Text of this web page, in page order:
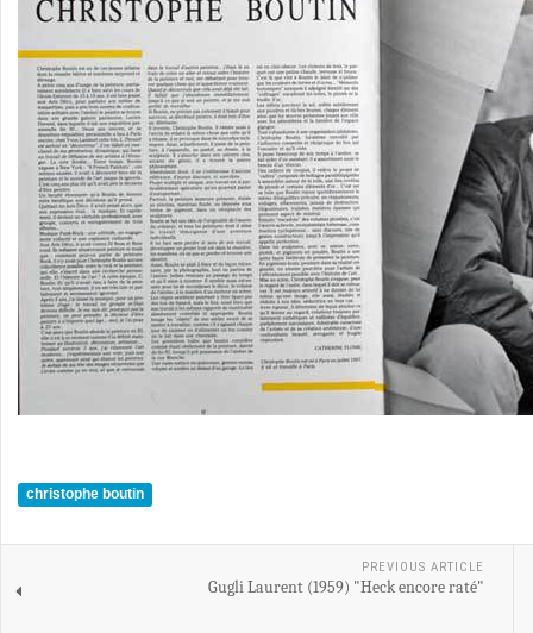
christophe boutin
PREVIOUS ARTICLE
Gugli Laurent (1959) "Heck encore raté"